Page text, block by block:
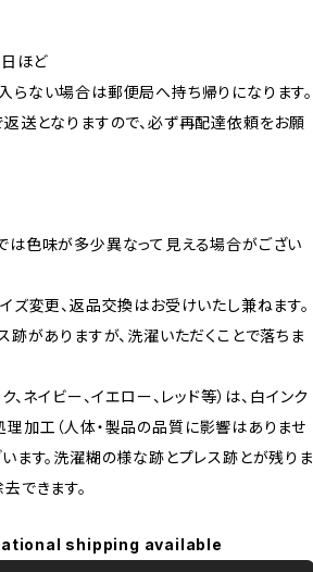
日ほど
らない場合は郵便局へ持ち帰りになります。
送となりますので、必ず再配達依頼をお願
は色味が多少異なって見える場合がござい
ズ変更、返品交換はお受けいたし兼ねます。
跡がありますが、洗濯いただくことで落ちま
、ネイビー、イエロー、レッド等）は、白インク
理加工（人体・製品の品質に影響はありませ
ます。洗濯糊の様な跡とプレス跡とが残りま
できます。
shipping available